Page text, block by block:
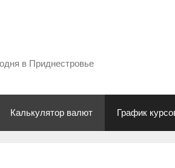
в Приднестровье
Калькулятор валют График